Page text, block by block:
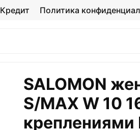
Кредит Политика
SALOMON
S/MAX W 10
креплениями